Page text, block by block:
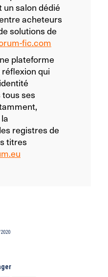
salon dédié
acheteurs
solutions de
fic.com
plateforme
réflexion qui
ses
registres de
titres